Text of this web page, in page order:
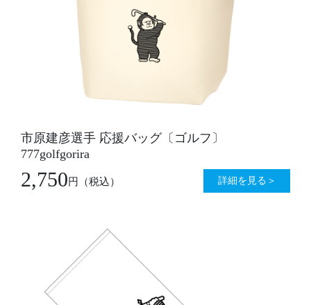
市原建彦選手 応援バッグ〔ゴルフ〕
777golfgorira
2,750円 （税込） 詳細を見る＞